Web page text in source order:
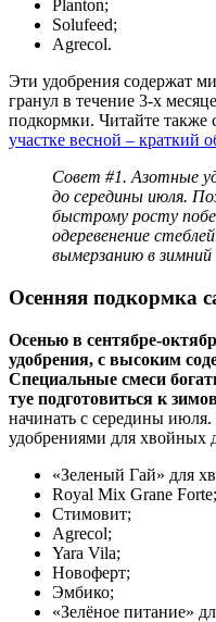
Planton;
Solufeed;
Agrecol.
Эти удобрения содержат
гранул в течение 3-х
подкормки. Читайте также
участке весной – краткий
Совет #1. Азотные
до середины июля.
быстрому росту
одеревенение
вымерзанию в зимний
Осенняя подкормка
Осенью в сентябре-
удобрения, с высоким
Специальные смеси
туе подготовиться к
начинать с середины
удобрениями для хвойных
«Зеленый Гай» для
Royal Mix Grane Forte;
Стимовит;
Agrecol;
Yara Vila;
Новоферт;
Эмбико;
«Зелёное питание»